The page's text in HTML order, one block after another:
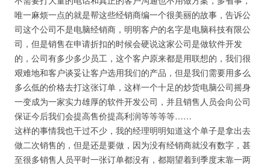
唯一麻烦一点的就是帮这些经销商编一个很美丽的故事，告诉公
司这个公司不是电脑经销商，明明客户的名字是电脑科技有限公
司，但是销售在申请折扣的时候会硬说这家公司是做软件开发
的，公司有多少多少员工，这个客户原来都是用联想的，我们很
艰难地和客户谈妥让客户选用我们的产品，但是我们需要用多么
多么低的价格去打这张订单，这样一个十足的炒货电脑公司摇身
一变成为一家实力雄厚的软件开发公司，并且销售人员会向公司
保证今后我们会提高售价提高利润等等等等……
这样的事情我也干过不少，我的经理明明知道这个单子是拿出去
做二次销售的，但是还是要做，因为没有经销商就没有数字，甚
至很多销售人员平时一张订单都没有，都期望着到季度末靠一两